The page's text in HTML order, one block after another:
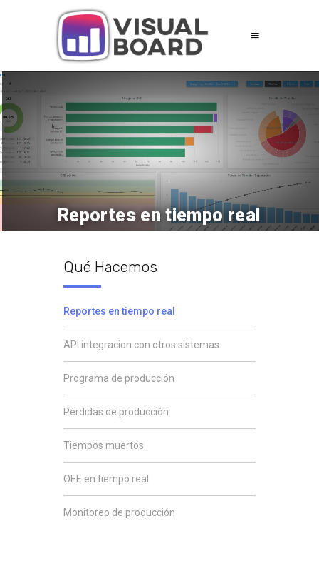
Reportes en tiempo real
Qué Hacemos
Reportes en tiempo real
API integracion con otros sistemas
Programa de producción
Pérdidas de producción
Tiempos muertos
OEE en tiempo real
Monitoreo de producción